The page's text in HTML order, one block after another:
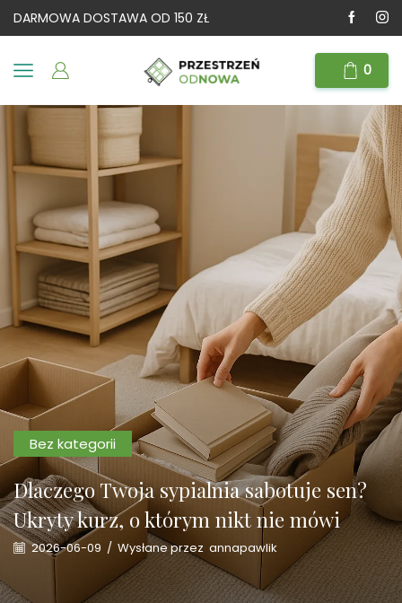
DARMOWA DOSTAWA OD 150 ZŁ
0
Bez kategorii
Dlaczego Twoja sypialnia sabotuje sen?
Ukryty kurz, o którym nikt nie mówi
2026-06-09 / Wysłane przez annapawlik